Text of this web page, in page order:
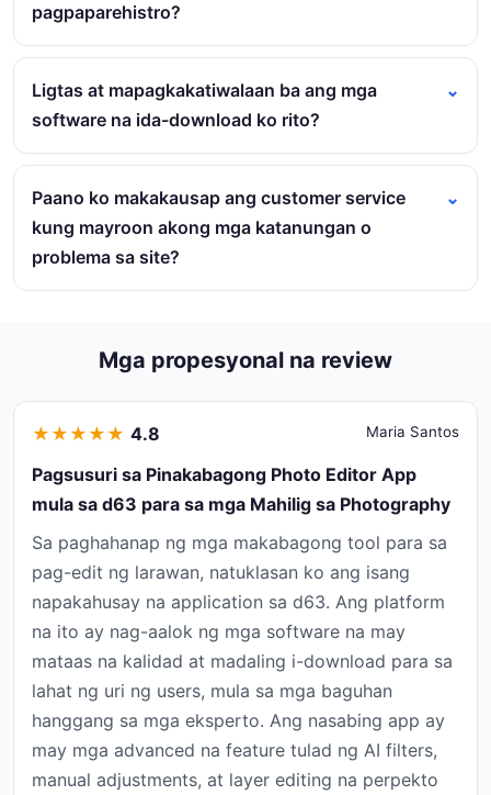
pagpaparehistro?
Ligtas at mapagkakatiwalaan ba ang mga
software na ida-download ko rito?
Paano ko makakausap ang customer service
kung mayroon akong mga katanungan o
problema sa site?
Mga propesyonal na review
★ ★ ★ ★ ★ 4.8 Maria Santos
Pagsusuri sa Pinakabagong Photo Editor App
mula sa d63 para sa mga Mahilig sa Photography
Sa paghahanap ng mga makabagong tool para sa
pag-edit ng larawan, natuklasan ko ang isang
napakahusay na application sa d63. Ang platform
na ito ay nag-aalok ng mga software na may
mataas na kalidad at madaling i-download para sa
lahat ng uri ng users, mula sa mga baguhan
hanggang sa mga eksperto. Ang nasabing app ay
may mga advanced na feature tulad ng AI filters,
manual adjustments, at layer editing na perpekto